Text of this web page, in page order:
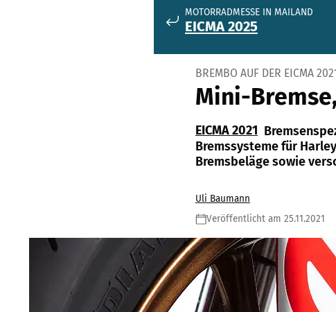
MOTORRADMESSE IN MAILAND
EICMA 2025
BREMBO AUF DER EICMA
Mini-
EICMA 2021
Bremssysteme für
Bremsbeläge sowie
Uli Baumann
Veröffentlicht am 25.11.2021